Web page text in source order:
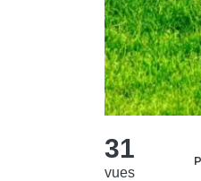
31
vues